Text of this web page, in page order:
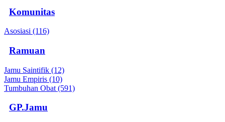
Komunitas
Asosiasi (116)
Ramuan
Jamu Saintifik (12)
Jamu Empiris (10)
Tumbuhan Obat (591)
GP.Jamu